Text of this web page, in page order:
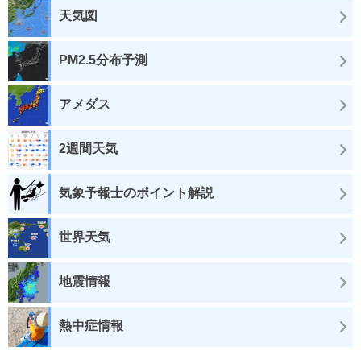
天気図
PM2.5分布予測
アメダス
2週間天気
気象予報士のポイント解説
世界天気
地震情報
熱中症情報